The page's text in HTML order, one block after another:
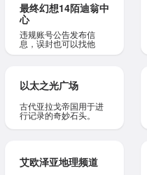
最终幻想14陌迪翁中
心
违规账号公告发布信
息，误封也可以找他
以太之光广场
古代亚拉戈帝国用于进
行记录的奇妙石头。
艾欧泽亚地理频道